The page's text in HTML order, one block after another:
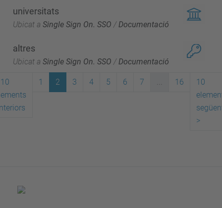
universitats
Ubicat a Single Sign On. SSO / Documentació
altres
Ubicat a Single Sign On. SSO /Documentació
10
1 2 3 4 5 6 7 ... 16
10
>